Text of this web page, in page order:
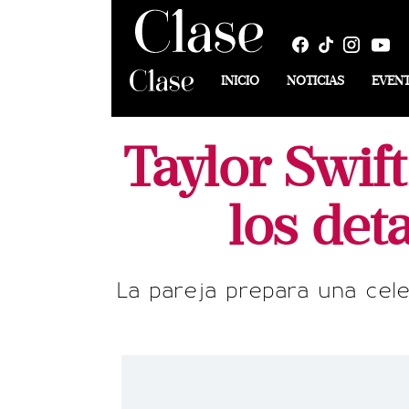
INICIO NOTICIAS
Taylor
los
La pareja prepara una